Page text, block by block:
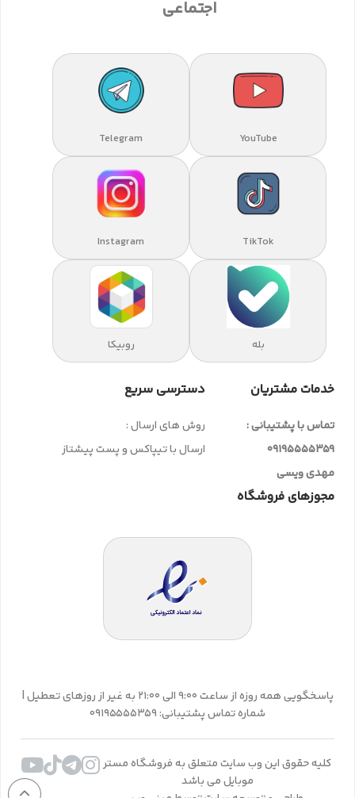
اجتماعی
YouTube
Telegram
TikTok
Instagram
بله روبیکا
خدمات مشتریان
تماس با پشتیبانی :
09195555359
مهدی ویسی
دسترسی سریع
روش های ارسال :
ارسال با تیپاکس و پست پیشتاز
مجوزهای فروشگاه
پاسخگویی همه روزه از ساعت 9:00 الی 21:00 به غیر از روزهای تعطیل |
شماره تماس پشتیبانی: 09195555359
کلیه حقوق این وب سایت متعلق به فروشگاه مستر
موبایل می باشد